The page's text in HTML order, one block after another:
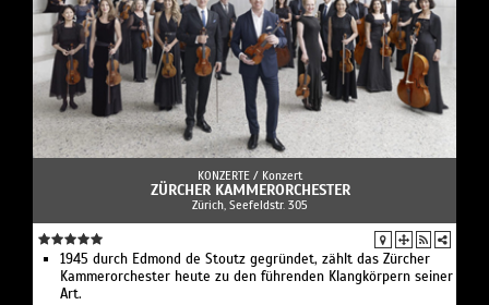
KONZERTE / Konzert
ZÜRCHER KAMMERORCHESTER
Zürich, Seefeldstr. 305
1945 durch Edmond de Stoutz gegründet, zählt das Zürcher
Kammerorchester heute zu den führenden Klangkörpern seiner
Art.